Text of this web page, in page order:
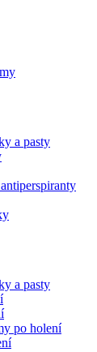
a pasty
a pasty
po holení